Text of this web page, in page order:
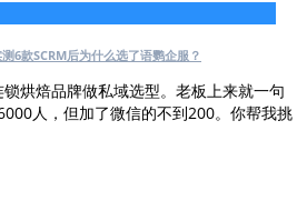
6款SCRM后为什么选了语鹦企服？
锁烘焙品牌做私域选型。老板上来就一句
人，但加了微信的不到200。你帮我挑